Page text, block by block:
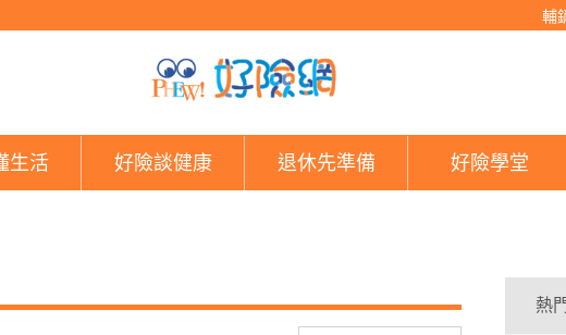
輔
生活 好險談健康 退休先準備 好險學堂
熱